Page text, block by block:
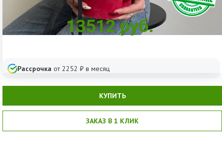
13512 руб.
Рассрочка от 2252 ₽ в месяц
КУПИТЬ
ЗАКАЗ В 1 КЛИК